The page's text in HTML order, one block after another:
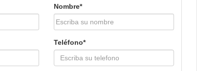
Nombre*
Teléfono*